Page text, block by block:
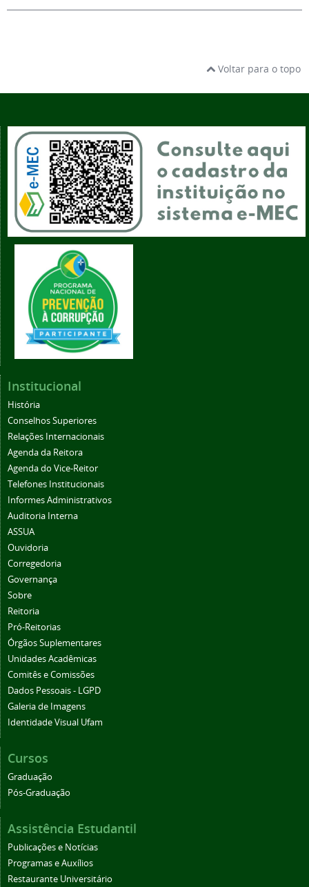
Voltar para o topo
Institucional
História
Conselhos Superiores
Relações Internacionais
Agenda da Reitora
Agenda do Vice-Reitor
Telefones Institucionais
Informes Administrativos
Auditoria Interna
ASSUA
Ouvidoria
Corregedoria
Governança
Sobre
Reitoria
Pró-Reitorias
Órgãos Suplementares
Unidades Acadêmicas
Comitês e Comissões
Dados Pessoais - LGPD
Galeria de Imagens
Identidade Visual Ufam
Cursos
Graduação
Pós-Graduação
Assistência Estudantil
Publicações e Notícias
Programas e Auxílios
Restaurante Universitário